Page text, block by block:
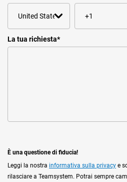
La tua richiesta*
È una questione di fiducia!
Leggi la nostra informativa sulla privacy e
rilasciare a Teamsystem. Potrai sempre